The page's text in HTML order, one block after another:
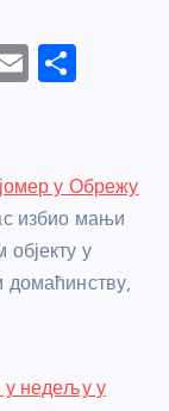
E
e
у Обрежу
избио мањи
у
у недељу у